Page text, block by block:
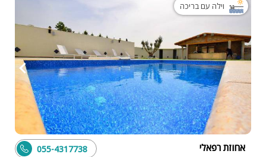
וילה עם בריכה
אחוזת רפאלי 055-4317738